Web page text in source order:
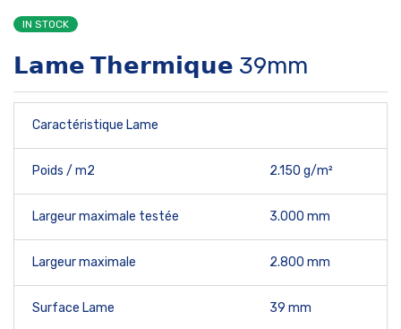
IN STOCK
𝗟𝗮𝗺𝗲 𝗧𝗵𝗲𝗿𝗺𝗶𝗾𝘂𝗲 39mm
Caractéristique Lame
Poids / m2 2.150 g/m²
Largeur maximale testée 3.000 mm
Largeur maximale 2.800 mm
Surface Lame 39 mm